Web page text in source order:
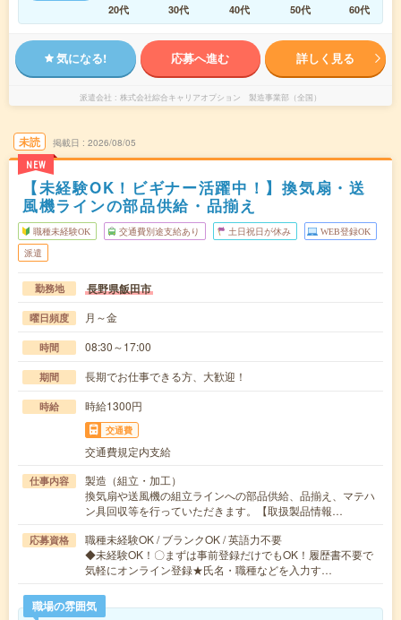
20代
30代 40代 50代 60代
気になる! 応募へ進む 詳しく見る
派遣会社 株式会社綜合キャリアオプション 製造事業部（全国）
未読
NEW
掲載日 2026/08/05
【未経験OK！ビギナー活躍中！】換気扇・送
風機ラインの部品供給・品揃え
職種未経験OK 交通費別途支給あり 土日祝日が休み WEB登録OK
派遣
勤務地 長野県飯田市
曜日頻度 月～金
時間 08:30～17:00
期間 長期でお仕事できる方、大歓迎！
時給 時給1300円
交通費
交通費規定内支給
仕事内容
製造（組立・加工）
換気扇や送風機の組立ラインへの部品供給、品揃え、マテハ
ン具回収等を行っていただきます。【取扱製品情報…
応募資格
職種未経験OK / ブランクOK / 英語力不要
◆未経験OK！〇まずは事前登録だけでもOK！履歴書不要で
気軽にオンライン登録★氏名・職種などを入力す…
職場の雰囲気